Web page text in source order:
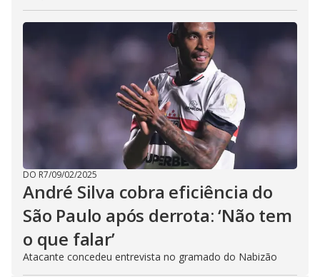
DO R7/09/02/2025
André Silva cobra eficiência do
São Paulo após derrota: ‘Não tem
o que falar’
Atacante concedeu entrevista no gramado do Nabizão